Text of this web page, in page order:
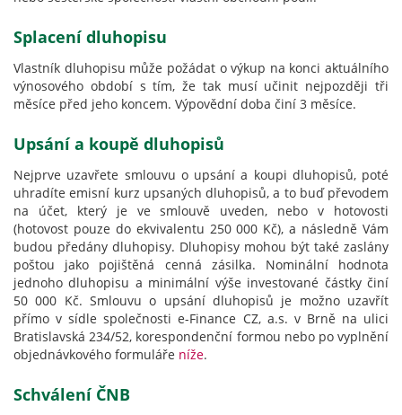
Splacení dluhopisu
Vlastník dluhopisu může požádat o výkup na konci aktuálního
výnosového období s tím, že tak musí učinit nejpozději tři
měsíce před jeho koncem. Výpovědní doba činí 3 měsíce.
Upsání a koupě dluhopisů
Nejprve uzavřete smlouvu o upsání a koupi dluhopisů, poté
uhradíte emisní kurz upsaných dluhopisů, a to buď převodem
na účet, který je ve smlouvě uveden, nebo v hotovosti
(hotovost pouze do ekvivalentu 250 000 Kč), a následně Vám
budou předány dluhopisy. Dluhopisy mohou být také zaslány
poštou jako pojištěná cenná zásilka. Nominální hodnota
jednoho dluhopisu a minimální výše investované částky činí
50 000 Kč. Smlouvu o upsání dluhopisů je možno uzavřít
přímo v sídle společnosti e-Finance CZ, a.s. v Brně na ulici
Bratislavská 234/52, korespondenční formou nebo po vyplnění
objednávkového formuláře níže.
Schválení ČNB